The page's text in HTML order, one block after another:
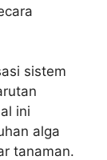
sistem
ini
alga
tanaman.